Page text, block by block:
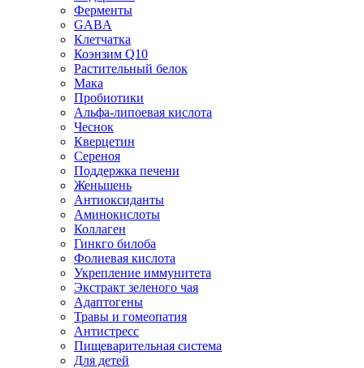
Ферменты
GABA
Клетчатка
Коэнзим Q10
Растительный белок
Мака
Пробиотики
Альфа-липоевая кислота
Чеснок
Кверцетин
Сереноя
Поддержка печени
Женьшень
Антиоксиданты
Аминокислоты
Коллаген
Гинкго билоба
Фолиевая кислота
Укрепление иммунитета
Экстракт зеленого чая
Адаптогены
Травы и гомеопатия
Антистресс
Пищеварительная система
Для детей